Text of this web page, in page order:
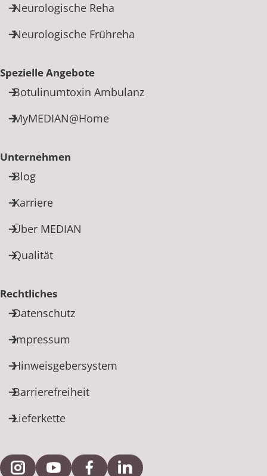
Neurologische Reha
Neurologische Frühreha
Spezielle Angebote
Botulinumtoxin Ambulanz
MyMEDIAN@Home
Unternehmen
Blog
Karriere
Über MEDIAN
Qualität
Rechtliches
Datenschutz
Impressum
Hinweisgebersystem
Barrierefreiheit
Lieferkette